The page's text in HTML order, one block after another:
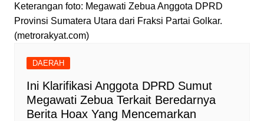
Keterangan foto: Megawati Zebua Anggota DPRD
Provinsi Sumatera Utara dari Fraksi Partai Golkar.
(metrorakyat.com)
DAERAH
Ini Klarifikasi Anggota DPRD Sumut
Megawati Zebua Terkait Beredarnya
Berita Hoax Yang Mencemarkan